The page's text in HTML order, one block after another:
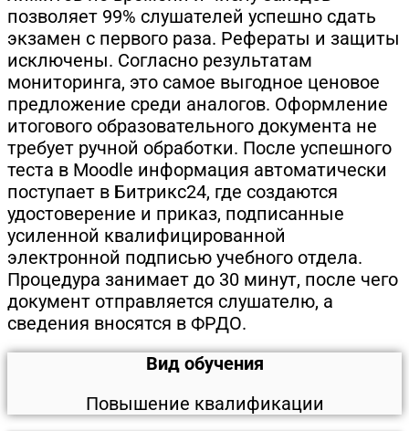
позволяет 99% слушателей успешно сдать
экзамен с первого раза. Рефераты и защиты
исключены. Согласно результатам
мониторинга, это самое выгодное ценовое
предложение среди аналогов. Оформление
итогового образовательного документа не
требует ручной обработки. После успешного
теста в Moodle информация автоматически
поступает в Битрикс24, где создаются
удостоверение и приказ, подписанные
усиленной квалифицированной
электронной подписью учебного отдела.
Процедура занимает до 30 минут, после чего
документ отправляется слушателю, а
сведения вносятся в ФРДО.
Вид обучения
Повышение квалификации